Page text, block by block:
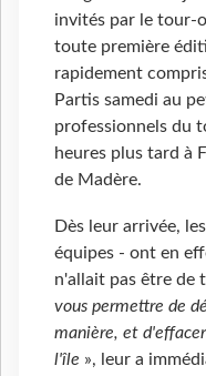
invités par le tour-
toute première
rapidement
Partis samedi au
professionnels du
heures plus tard à
de Madère.
Dès leur arrivée,
équipes - ont en
n'allait pas être de
vous permettre de
manière, et
l'île », leur a